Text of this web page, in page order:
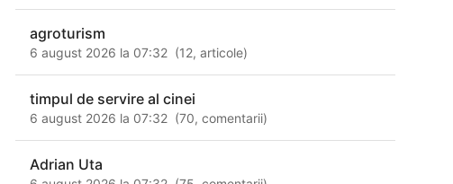
agroturism
6 august 2026 la 07:32 (12,articole)
timpul de servire al cinei
6 august 2026 la 07:32 (70,comentarii)
Adrian Uta